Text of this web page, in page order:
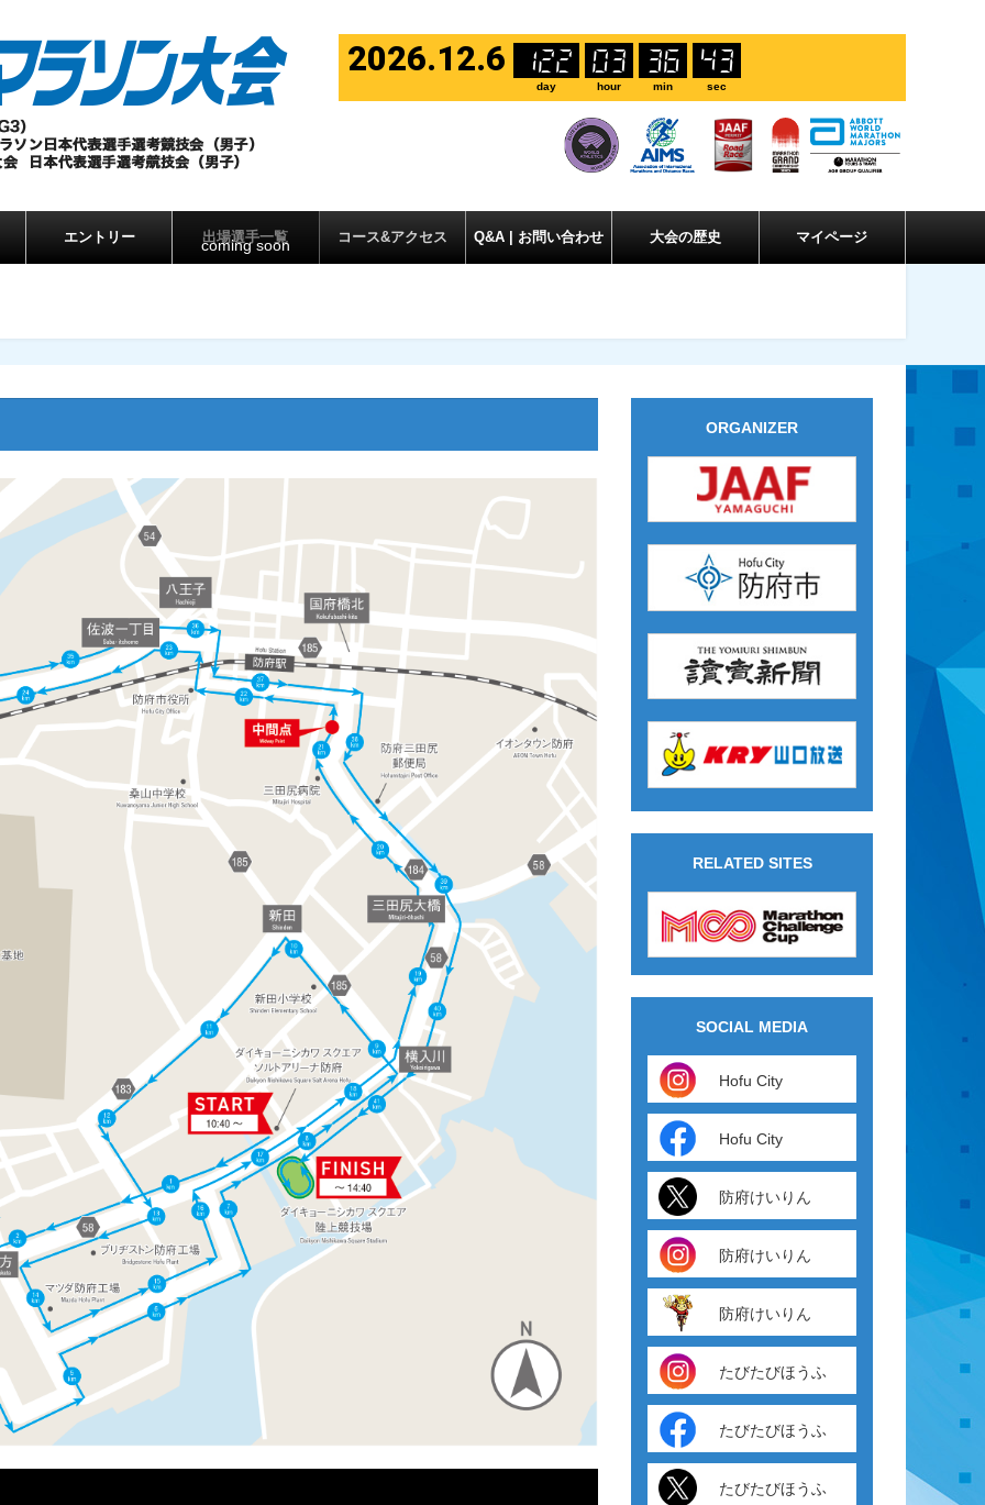
2026.12.6 122
day
03
hour
36
min
42
sec
エントリー 出場選手一覧 コース&アクセス Q&A | お問い合わせ 大会の歴史 マイページ
ORGANIZER
RELATED SITES
SOCIAL MEDIA
Hofu City
Hofu City
防府けいりん
防府けいりん
防府けいりん
たびたびほうふ
たびたびほうふ
たびたびほうふ